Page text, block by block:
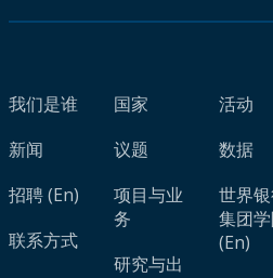
我们是谁
新闻
招聘 (En)
联系方式
国家
议题
项目与业
务
研究与出
活动
数据
世界
集团
(En)